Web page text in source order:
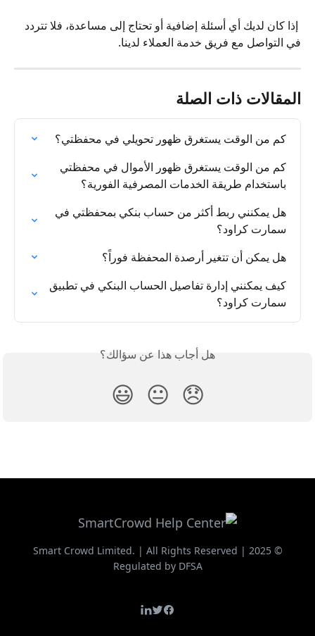
إذا كان لديك أي أسئلة إضافية أو تحتاج إلى مساعدة، فلا تتردد
في التواصل مع فريق خدمة العملاء لدينا.
المقالات ذات الصلة
كم من الوقت يستغرق ظهور تحويلي في محفظتي؟
كم من الوقت يستغرق ظهور الأموال في محفظتي
باستخدام طريقة الخدمات المصرفية الفورية؟
هل يمكنني ربط أكثر من حساب بنكي بمحفظتي في
سمارت كراود؟
هل يمكن أن تتغير أرصدة المحفظة فوراً؟
كيف يمكنني إدارة تفاصيل الحساب البنكي في تطبيق
سمارت كراود؟
هل أجاب هذا عن سؤالك؟
😞
😐
😃
© 2025 Smart Crowd Limited. | All Rights Reserved |
Regulated by DFSA